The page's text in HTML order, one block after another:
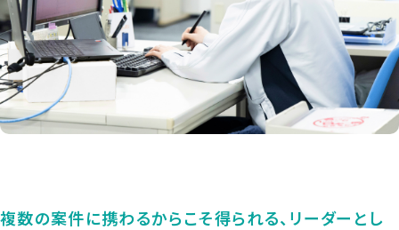
複数の案件に携わるからこそ得られる、リーダーとし